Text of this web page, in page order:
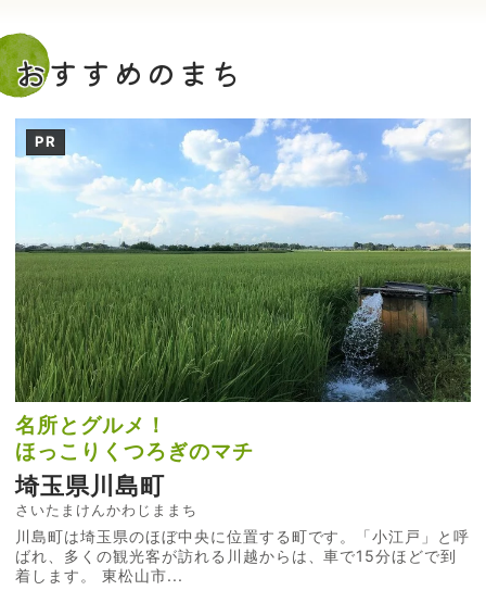
おすすめのまち
PR
名所とグルメ！
ほっこりくつろぎのマチ
埼玉県川島町
さいたまけんかわじままち
川島町は埼玉県のほぼ中央に位置する町です。「小江戸」と呼
ばれ、多くの観光客が訪れる川越からは、車で15分ほどで到
着します。 東松山市...